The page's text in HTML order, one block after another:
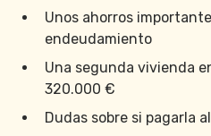
Unos ahorros
endeudamiento
Una segunda vivienda
320.000 €
Dudas sobre si pagarla